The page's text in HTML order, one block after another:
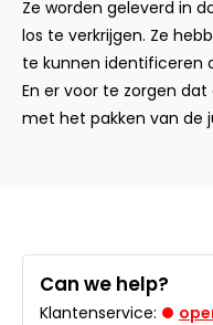
Ze worden geleverd in
los te verkrijgen. Ze
te kunnen identificeren
En er voor te zorgen
met het pakken van de
Can we help?
Klantenservice: